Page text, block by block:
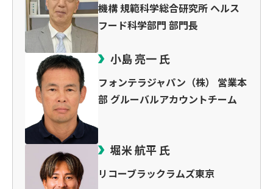
機構 規範科学総合研究所 ヘルス
フード科学部門 部門長
小島 亮一 氏
フォンテラジャパン（株） 営業本
部 グルーバルアカウントチーム
堀米 航平 氏
リコーブラックラムズ東京